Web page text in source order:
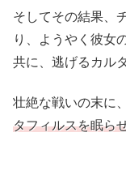
そしてその結果、
り、ようやく彼女
共に、逃げるカル
壮絶な戦いの末に
タフィルスを眠ら